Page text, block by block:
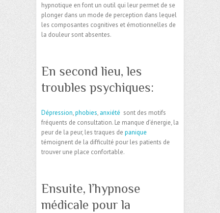
hypnotique en font un outil qui leur permet de se
plonger dans un mode de perception dans lequel
les composantes cognitives et émotionnelles de
la douleur sont absentes.
En second lieu, les
troubles psychiques:
Dépression,phobies, anxiété sont des motifs
fréquents de consultation. Le manque d’énergie, la
peur de la peur, les traques de panique
témoignent de la difficulté pour les patients de
trouver une place confortable.
Ensuite, l’hypnose
médicale pour la